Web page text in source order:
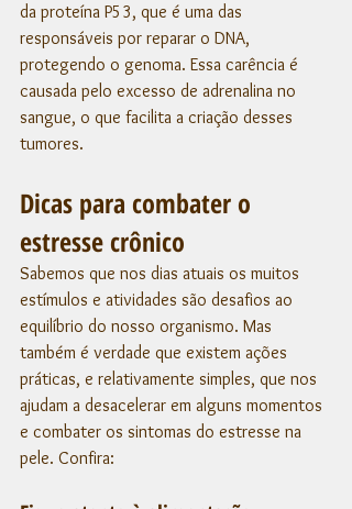
da proteína P53, que é uma das
responsáveis por reparar o DNA,
protegendo o genoma. Essa carência é
causada pelo excesso de adrenalina no
sangue, o que facilita a criação desses
tumores.
Dicas para combater o
estresse crônico
Sabemos que nos dias atuais os muitos
estímulos e atividades são desafios ao
equilíbrio do nosso organismo. Mas
também é verdade que existem ações
práticas, e relativamente simples, que nos
ajudam a desacelerar em alguns momentos
e combater os sintomas do estresse na
pele. Confira: